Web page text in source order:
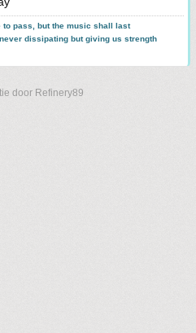
to pass, but the music shall last
dissipating but giving us strength
door Refinery89